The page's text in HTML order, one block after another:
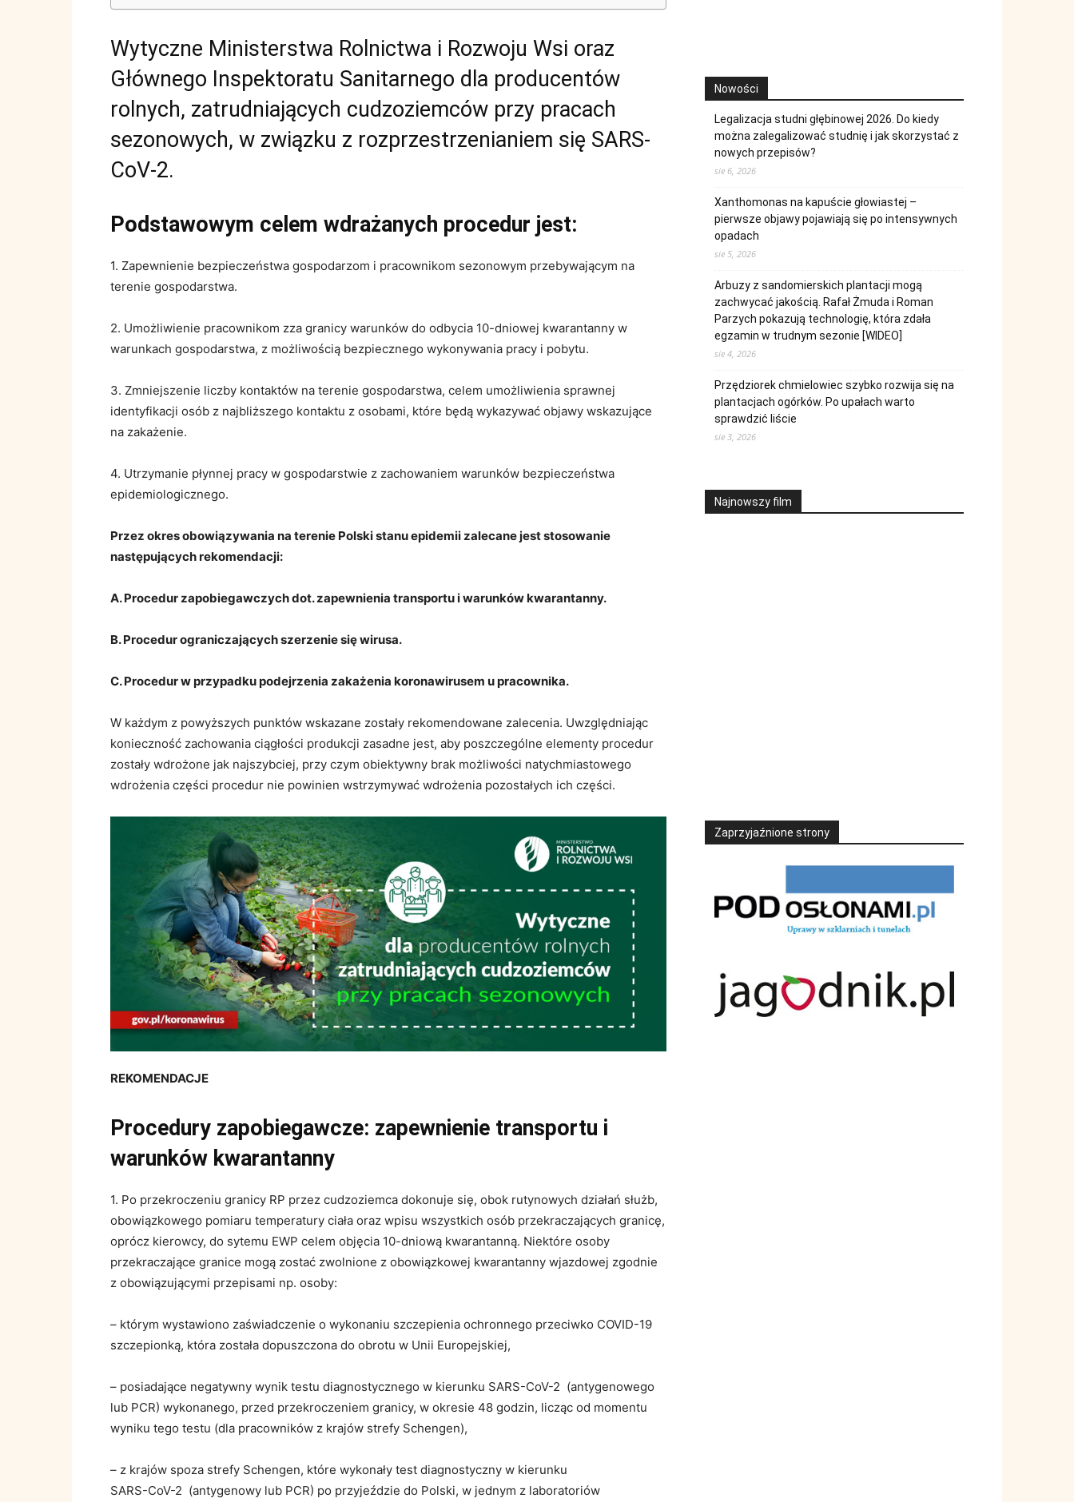
Wytyczne Ministerstwa Rolnictwa i Rozwoju Wsi oraz
Głównego Inspektoratu Sanitarnego dla producentów
rolnych, zatrudniających cudzoziemców przy pracach
sezonowych, w związku z rozprzestrzenianiem się SARS-
CoV-2.
Podstawowym celem wdrażanych procedur jest:
1. Zapewnienie bezpieczeństwa gospodarzom i pracownikom sezonowym przebywającym na
terenie gospodarstwa.
2. Umożliwienie pracownikom zza granicy warunków do odbycia 10-dniowej kwarantanny w
warunkach gospodarstwa, z możliwością bezpiecznego wykonywania pracy i pobytu.
3. Zmniejszenie liczby kontaktów na terenie gospodarstwa, celem umożliwienia sprawnej
identyfikacji osób z najbliższego kontaktu z osobami, które będą wykazywać objawy wskazujące
na zakażenie.
4. Utrzymanie płynnej pracy w gospodarstwie z zachowaniem warunków bezpieczeństwa
epidemiologicznego.
Przez okres obowiązywania na terenie Polski stanu epidemii zalecane jest stosowanie
następujących rekomendacji:
A. Procedur zapobiegawczych dot. zapewnienia transportu i warunków kwarantanny.
B. Procedur ograniczających szerzenie się wirusa.
C. Procedur w przypadku podejrzenia zakażenia koronawirusem u pracownika.
W każdym z powyższych punktów wskazane zostały rekomendowane zalecenia. Uwzględniając
konieczność zachowania ciągłości produkcji zasadne jest, aby poszczególne elementy procedur
zostały wdrożone jak najszybciej, przy czym obiektywny brak możliwości natychmiastowego
wdrożenia części procedur nie powinien wstrzymywać wdrożenia pozostałych ich części.
REKOMENDACJE
Procedury zapobiegawcze: zapewnienie transportu i
warunków kwarantanny
1. Po przekroczeniu granicy RP przez cudzoziemca dokonuje się, obok rutynowych działań służb,
obowiązkowego pomiaru temperatury ciała oraz wpisu wszystkich osób przekraczających granicę,
oprócz kierowcy, do sytemu EWP celem objęcia 10-dniową kwarantanną. Niektóre osoby
przekraczające granice mogą zostać zwolnione z obowiązkowej kwarantanny wjazdowej zgodnie
z obowiązującymi przepisami np. osoby:
– którym wystawiono zaświadczenie o wykonaniu szczepienia ochronnego przeciwko COVID-19
szczepionką, która została dopuszczona do obrotu w Unii Europejskiej,
– posiadające negatywny wynik testu diagnostycznego w kierunku SARS-CoV-2 (antygenowego
lub PCR) wykonanego, przed przekroczeniem granicy, w okresie 48 godzin, licząc od momentu
wyniku tego testu (dla pracowników z krajów strefy Schengen),
– z krajów spoza strefy Schengen, które wykonały test diagnostyczny w kierunku
SARS-CoV-2 (antygenowy lub PCR) po przyjeździe do Polski, w jednym z laboratoriów
Nowości
Legalizacja studni głębinowej 2026. Do kiedy
można zalegalizować studnię i jak skorzystać z
nowych przepisów?
sie 6, 2026
Xanthomonas na kapuście głowiastej –
pierwsze objawy pojawiają się po intensywnych
opadach
sie 5, 2026
Arbuzy z sandomierskich plantacji mogą
zachwycać jakością. Rafał Żmuda i Roman
Parzych pokazują technologię, która zdała
egzamin w trudnym sezonie [WIDEO]
sie 4, 2026
Przędziorek chmielowiec szybko rozwija się na
plantacjach ogórków. Po upałach warto
sprawdzić liście
sie 3, 2026
Najnowszy film
Zaprzyjaźnione strony